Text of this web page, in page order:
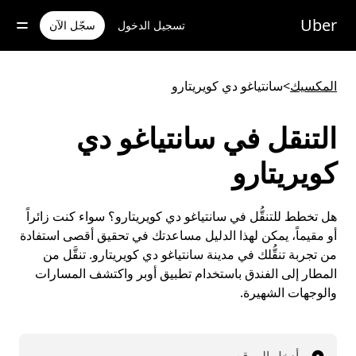
للوصول
المحتوى
Uber تسجيل الدخول سجّل الآن
المكسيك>سانتياغو دي كويريتارو
التنقل في سانتياغو دي
كويريتارو
هل تخطط للتنقُّل في سانتياغو دي كويريتارو؟ سواء كنت زائراً
أو مقيماً، يمكن لهذا الدليل مساعدتك في تحقيق أقصى استفادة
من تجربة تنقُّلك في مدينة سانتياغو دي كويريتارو. تنقَّل من
المطار إلى الفندق باستخدام تطبيق أوبر واكتشف المسارات
والوجهات الشهيرة.